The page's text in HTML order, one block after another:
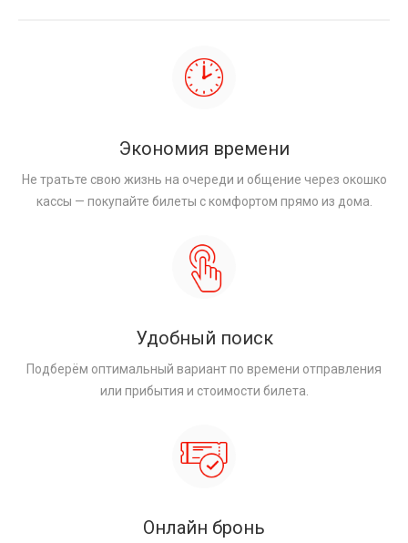
Экономия времени
Не тратьте свою жизнь на очереди и общение через окошко
кассы — покупайте билеты с комфортом прямо из дома.
Удобный поиск
Подберём оптимальный вариант по времени отправления
или прибытия и стоимости билета.
Онлайн бронь